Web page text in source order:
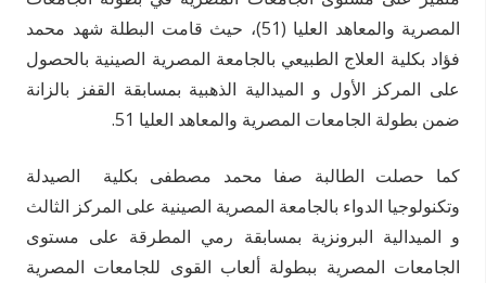
المصرية والمعاهد العليا (51)، حيث قامت البطلة شهد محمد
فؤاد بكلية العلاج الطبيعي بالجامعة المصرية الصينية بالحصول
على المركز الأول و الميدالية الذهبية بمسابقة القفز بالزانة
ضمن بطولة الجامعات المصرية والمعاهد العليا 51.
كما حصلت الطالبة صفا محمد مصطفى بكلية الصيدلة
وتكنولوجيا الدواء بالجامعة المصرية الصينية على المركز الثالث
و الميدالية البرونزية بمسابقة رمي المطرقة على مستوى
الجامعات المصرية ببطولة ألعاب القوى للجامعات المصرية